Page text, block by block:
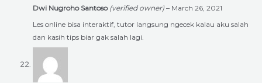
Dwi Nugroho Santoso (verified owner) – March 26, 2021
Les online bisa interaktif, tutor langsung ngecek kalau aku salah
dan kasih tips biar gak salah lagi.